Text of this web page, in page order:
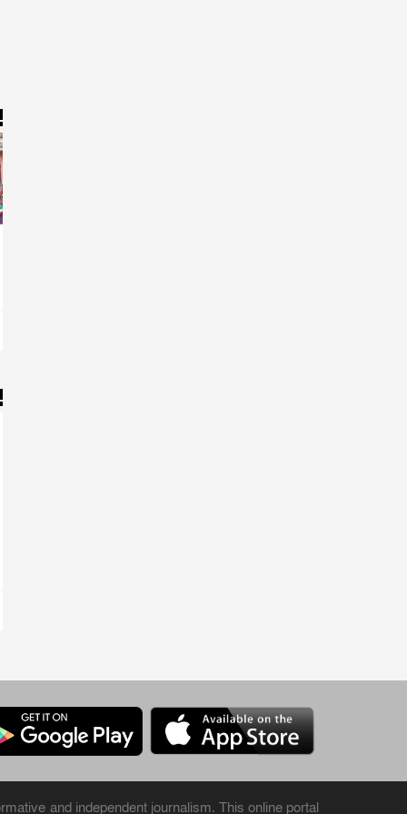
and independent journalism. This online portal